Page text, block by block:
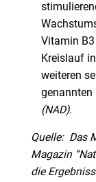
Vitamin B3
Kreislauf
weiteren
genannten
(NAD).
Quelle: Das
Magazin
die